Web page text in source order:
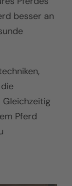
besser an
Gleichzeitig
Pferd